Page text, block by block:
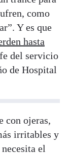
como
Y es que
hasta
del servicio
de Hospital
con ojeras,
irritables y
el